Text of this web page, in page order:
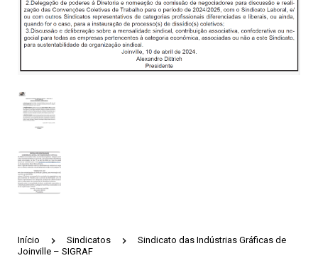
Início Sindicatos
Sindicato das Indústrias Gráficas de
Joinville – SIGRAF